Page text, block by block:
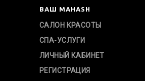
ВАШ MAHASH
САЛОН КРАСОТЫ
СПА-УСЛУГИ
ЛИЧНЫЙ КАБИНЕТ
РЕГИСТРАЦИЯ